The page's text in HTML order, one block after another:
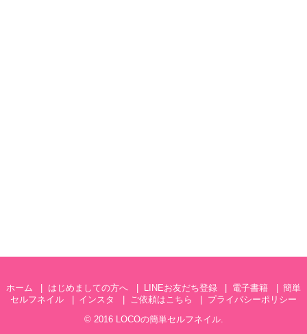
ホーム はじめましての方へ LINEお友だち登録 電子書籍
簡単
セルフネイル
インスタ ご依頼はこちら
プライバシーポリシー
© 2016 LOCOの簡単セルフネイル.